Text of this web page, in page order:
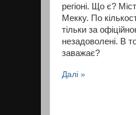
регіоні. Що є?
Мекку. По
тільки за
незадоволені. В
заважає?
Далі »